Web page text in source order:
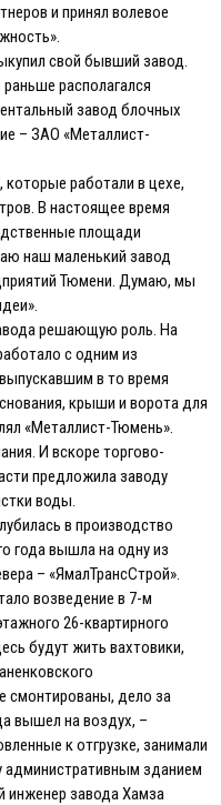
и принял волевое
свой бывший завод.
располагался
завод блочных
– ЗАО «Металлист-
работали в цехе,
В настоящее время
площади
наш маленький завод
Тюмени. Думаю, мы
решающую роль. На
с одним из
в то время
крыши и ворота для
«Металлист-Тюмень».
И вскоре торгово-
предложила заводу
воды.
в производство
года вышла на одну из
– «ЯмалТрансСтрой».
возведение в 7-м
26-квартирного
будут жить вахтовики,
смонтированы, дело за
вышел на воздух, –
к отгрузке, занимали
зданием
инженер завода Хамза